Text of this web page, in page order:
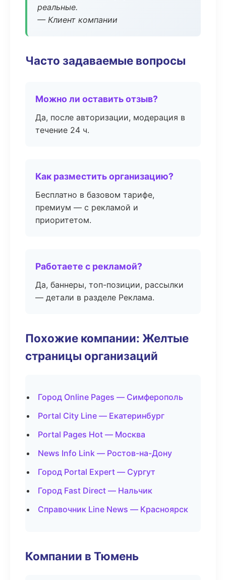
реальные.
— Клиент компании
Часто задаваемые вопросы
Можно ли оставить отзыв?
Да, после авторизации, модерация в
течение 24 ч.
Как разместить организацию?
Бесплатно в базовом тарифе,
премиум — с рекламой и
приоритетом.
Работаете с рекламой?
Да, баннеры, топ-позиции, рассылки
— детали в разделе Реклама.
Похожие компании: Желтые
страницы организаций
Город Online Pages — Симферополь
Portal City Line — Екатеринбург
Portal Pages Hot — Москва
News Info Link — Ростов-на-Дону
Город Portal Expert — Сургут
Город Fast Direct — Нальчик
Справочник Line News — Красноярск
Компании в Тюмень